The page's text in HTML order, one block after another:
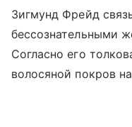
Зигмунд Фрейд
бессознательными
Согласно его
волосяной покров